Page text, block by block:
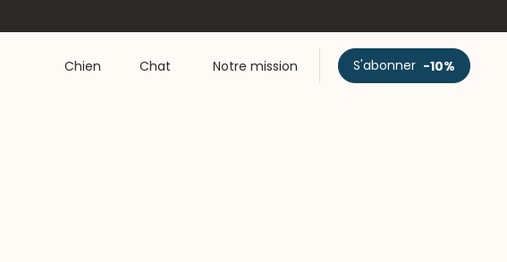
Chien Chat Notre mission S'abonner -10%